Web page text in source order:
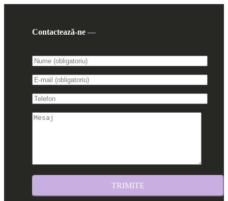
Contactează-ne —